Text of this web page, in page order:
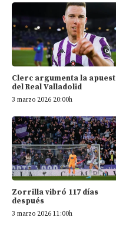
Clerc argumenta la
del Real Valladolid
3 marzo 2026 20:00h
Zorrilla vibró 117 días
después
3 marzo 2026 11:00h